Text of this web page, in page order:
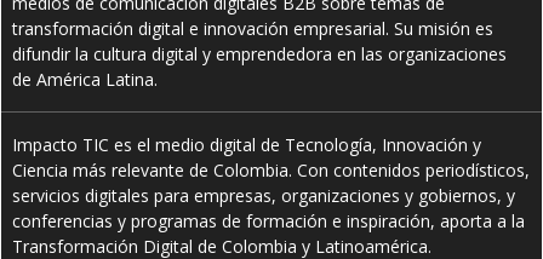
transformación digital e innovación empresarial. Su misión es
difundir la cultura digital y emprendedora en las organizaciones
de América Latina.
Impacto TIC es el medio digital de Tecnología, Innovación y
Ciencia más relevante de Colombia. Con contenidos periodísticos,
servicios digitales para empresas, organizaciones y gobiernos, y
conferencias y programas de formación e inspiración, aporta a la
Transformación Digital de Colombia y Latinoamérica.